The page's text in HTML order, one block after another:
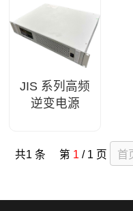
备份型
智能型
双向电源
激光驱动电源
JIS 系列高频
逆变电源
共1 条 第 1 / 1 页